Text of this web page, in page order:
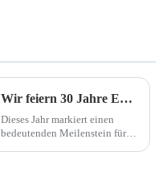
Wir feiern 30 Jahre Exzellenz: Das 30-jährige Jubiläum unserer Fabrik
Dieses Jahr markiert einen
bedeutenden Meilenstein für